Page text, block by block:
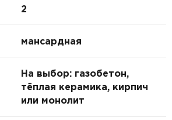
2
мансардная
На выбор: газобетон,
тёплая керамика, кирпич
или монолит